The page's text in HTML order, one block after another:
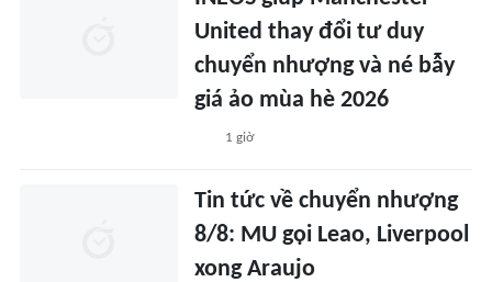
United thay đổi tư duy
chuyển nhượng và né bẫy
giá ảo mùa hè 2026
1 giờ
Tin tức về chuyển nhượng
8/8: MU gọi Leao, Liverpool
xong Araujo